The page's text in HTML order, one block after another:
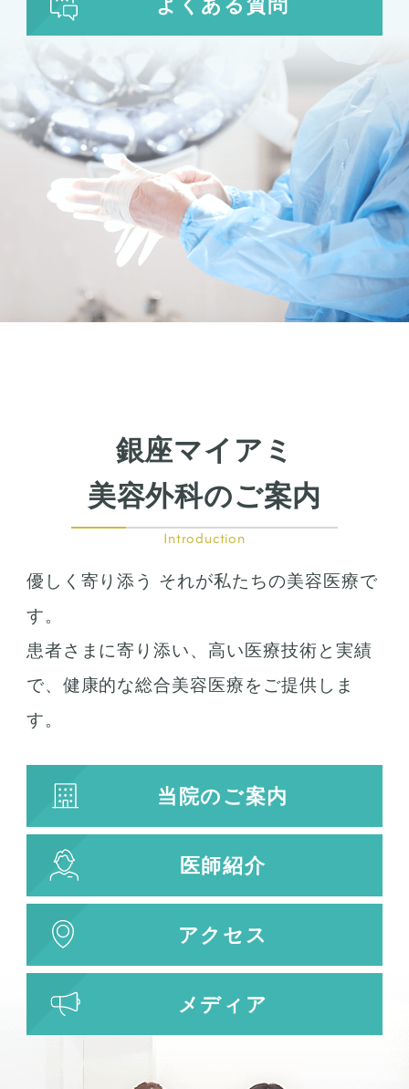
銀座マイアミ
美容外科のご案内
Introduction
優しく寄り添う それが私たちの美容医療で
す。
患者さまに寄り添い、高い医療技術と実績
で、健康的な総合美容医療をご提供しま
す。
当院のご案内
医師紹介
アクセス
メディア